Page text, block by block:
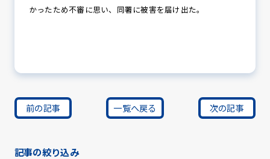
かったため不審に思い、同署に被害を届け出た。
前の記事 一覧へ戻る 次の記事
記事の絞り込み